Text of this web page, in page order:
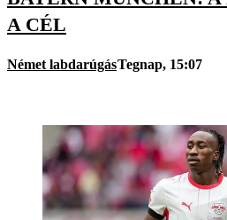
A CÉL
Német labdarúgásTegnap, 15:07